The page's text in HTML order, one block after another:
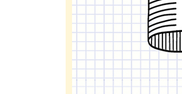
18일차. 내 글씨로 캘리그라피
19일차. 작은 그림으로 글씨
20일차. 메시지 카드 쓰기